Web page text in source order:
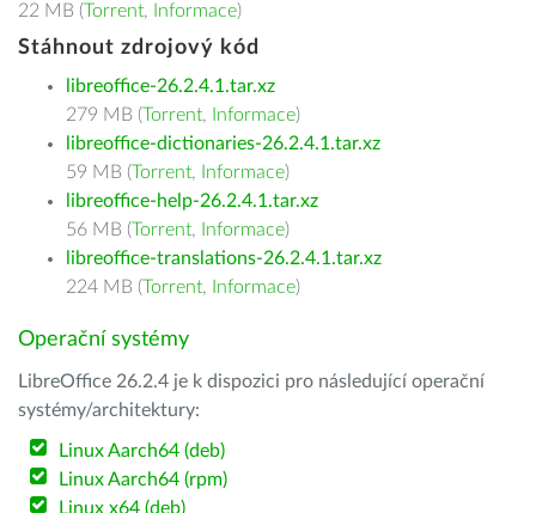
22 MB (Torrent, Informace)
Stáhnout zdrojový kód
libreoffice-26.2.4.1.tar.xz
279 MB (Torrent, Informace)
libreoffice-dictionaries-26.2.4.1.tar.xz
59 MB (Torrent, Informace)
libreoffice-help-26.2.4.1.tar.xz
56 MB (Torrent, Informace)
libreoffice-translations-26.2.4.1.tar.xz
224 MB (Torrent, Informace)
Operační systémy
LibreOffice 26.2.4 je k dispozici pro následující operační
systémy/architektury:
Linux Aarch64 (deb)
Linux Aarch64 (rpm)
Linux x64 (deb)